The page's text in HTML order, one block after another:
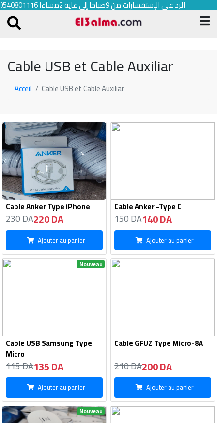
الرد على الإستفسارات من 9صباحا إلى غاية 2مساءا 0540801116
Cable USB et Cable Auxiliar
Acceil Cable USB et Cable Auxiliar
Cable Anker Type iPhone
230 DA220 DA
Ajouter au panier
Cable Anker -Type C
150 DA140 DA
Ajouter au panier
Nouveau
Cable USB Samsung Type
Micro
115 DA135 DA
Ajouter au panier
Cable GFUZ Type Micro-8A
210 DA200 DA
Ajouter au panier
Nouveau